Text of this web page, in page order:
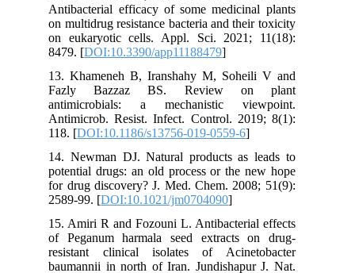
Antibacterial efficacy of some medicinal plants
on multidrug resistance bacteria and their toxicity
on eukaryotic cells. Appl. Sci. 2021; 11(18):
8479. [DOI:10.3390/app11188479
13. Khameneh B, Iranshahy M, Soheili V and
Fazly Bazzaz BS. Review on plant
antimicrobials: a mechanistic viewpoint.
Antimicrob. Resist. Infect. Control. 2019; 8(1):
118. [DOI:10.1186/s13756-019-0559-6
14. Newman DJ. Natural products as leads to
potential drugs: an old process or the new hope
for drug discovery? J. Med. Chem. 2008; 51(9):
2589-99. [DOI:10.1021/jm0704090
15. Amiri R and Fozouni L. Antibacterial effects
of Peganum harmala seed extracts on drug-
resistant clinical isolates of Acinetobacter
baumannii in north of Iran. Jundishapur J. Nat.